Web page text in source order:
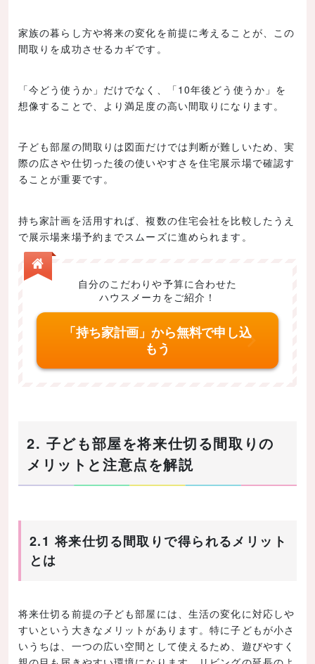
家族の暮らし方や将来の変化を前提に考えることが、この
間取りを成功させるカギです。
「今どう使うか」だけでなく、「10年後どう使うか」を
想像することで、より満足度の高い間取りになります。
子ども部屋の間取りは図面だけでは判断が難しいため、実
際の広さや仕切った後の使いやすさを住宅展示場で確認す
ることが重要です。
持ち家計画を活用すれば、複数の住宅会社を比較したうえ
で展示場来場予約までスムーズに進められます。
自分のこだわりや予算に合わせた
ハウスメーカをご紹介！
「持ち家計画」から無料で申し込
もう
2. 子ども部屋を将来仕切る間取りの
メリットと注意点を解説
2.1 将来仕切る間取りで得られるメリット
とは
将来仕切る前提の子ども部屋には、生活の変化に対応しや
すいという大きなメリットがあります。特に子どもが小さ
いうちは、一つの広い空間として使えるため、遊びやすく